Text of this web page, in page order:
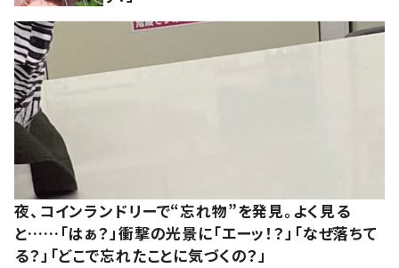
夜、コインランドリーで“忘れ物”を発見。よく見る
と……「はぁ？」衝撃の光景に「エーッ！？」「なぜ落ちて
る？」「どこで忘れたことに気づくの？」